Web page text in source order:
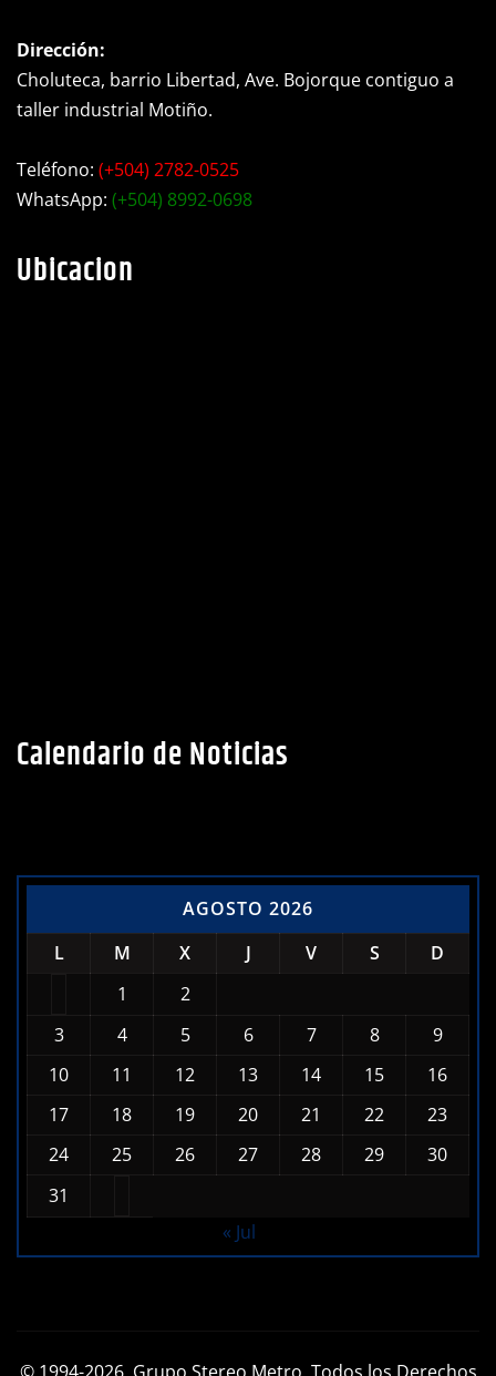
Dirección:
Choluteca, barrio Libertad, Ave. Bojorque contiguo a
taller industrial Motiño.
Teléfono: (+504) 2782-0525
WhatsApp: (+504) 8992-0698
Ubicacion
Calendario de Noticias
AGOSTO 2026
L
M X J V S
D
1
2
3
4 5 6 7 8
9
10
11 12 13 14 15
16
17
18 19 20 21 22
23
24
25 26 27 28 29
30
31
« Jul